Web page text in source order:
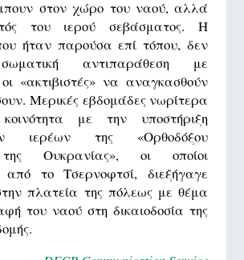
στον χώρο του ναού, αλλά
του ιερού σεβάσματος. Η
ήταν παρούσα επί τόπου, δεν
αντιπαράθεση με
«ακτιβιστές» να αναγκασθούν
Μερικές εβδομάδες νωρίτερα
με την υποστήριξη
ιερέων της «Ορθοδόξου
Ουκρανίας», οι οποίοι
το Τσερνοφτσί, διεξήγαγε
πλατεία της πόλεως με θέμα
του ναού στη δικαιοδοσία της